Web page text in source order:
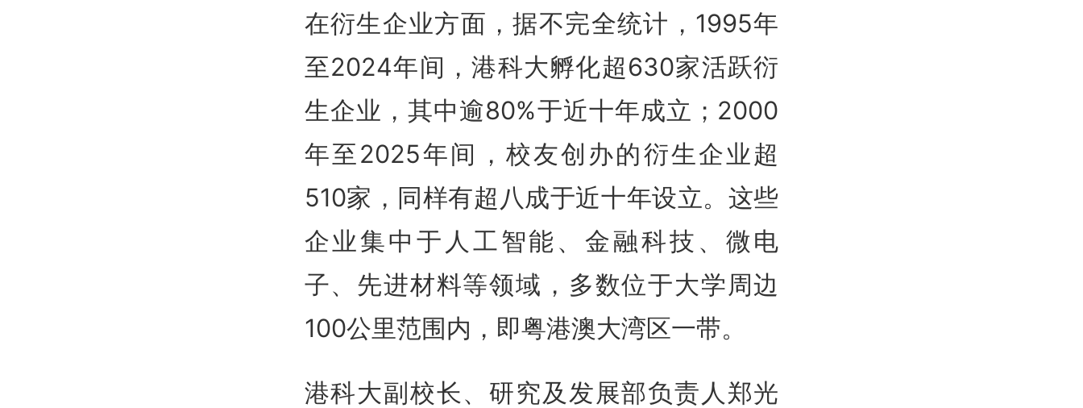
在衍生企业方面，据不完全统计，1995年
至2024年间，港科大孵化超630家活跃衍
生企业，其中逾80%于近十年成立；2000
年至2025年间，校友创办的衍生企业超
510家，同样有超八成于近十年设立。这些
企业集中于人工智能、金融科技、微电
子、先进材料等领域，多数位于大学周边
100公里范围内，即粤港澳大湾区一带。
港科大副校长、研究及发展部负责人郑光